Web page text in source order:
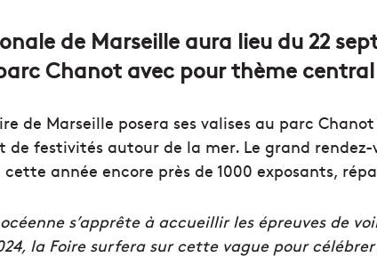
de Marseille aura lieu du 22
Chanot avec pour thème
de Marseille posera ses valises au parc
de festivités autour de la mer. Le grand
année encore près de 1000 exposants,
s’apprête à accueillir les épreuves de
la Foire surfera sur cette vague pour